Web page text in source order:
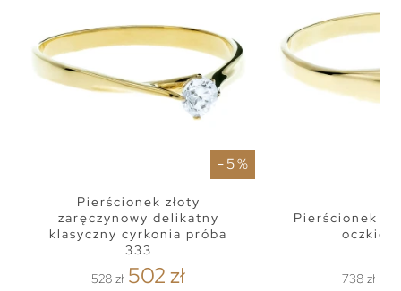
- 5 %
Pierścionek złoty
zaręczynowy delikatny
klasyczny cyrkonia próba
333
528 zł 502 zł
Pierścionek
738 zł